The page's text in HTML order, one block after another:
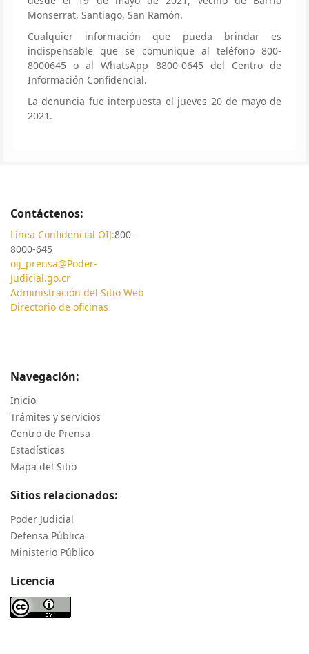
Monserrat, Santiago, San Ramón.
Cualquier información que pueda brindar es
indispensable que se comunique al teléfono 800-
8000645 o al WhatsApp 8800-0645 del Centro de
Información Confidencial.
La denuncia fue interpuesta el jueves 20 de mayo de
2021.
Contáctenos:
Línea Confidencial OIJ:800-
8000-645
oij_prensa@Poder-
Judicial.go.cr
Administración del Sitio Web
Directorio de oficinas
Navegación:
Inicio
Trámites y servicios
Centro de Prensa
Estadísticas
Mapa del Sitio
Sitios relacionados:
Poder Judicial
Defensa Pública
Ministerio Público
Licencia